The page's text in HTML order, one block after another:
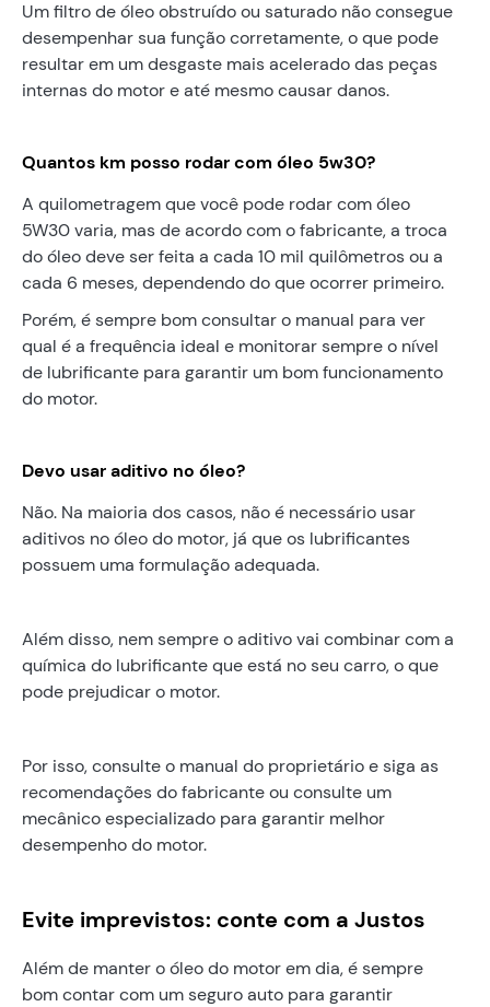
Um filtro de óleo obstruído ou saturado não consegue
desempenhar sua função corretamente, o que pode
resultar em um desgaste mais acelerado das peças
internas do motor e até mesmo causar danos.
Quantos km posso rodar com óleo 5w30?
A quilometragem que você pode rodar com óleo
5W30 varia, mas de acordo com o fabricante, a troca
do óleo deve ser feita a cada 10 mil quilômetros ou a
cada 6 meses, dependendo do que ocorrer primeiro.
Porém, é sempre bom consultar o manual para ver
qual é a frequência ideal e monitorar sempre o nível
de lubrificante para garantir um bom funcionamento
do motor.
Devo usar aditivo no óleo?
Não. Na maioria dos casos, não é necessário usar
aditivos no óleo do motor, já que os lubrificantes
possuem uma formulação adequada.
Além disso, nem sempre o aditivo vai combinar com a
química do lubrificante que está no seu carro, o que
pode prejudicar o motor.
Por isso, consulte o manual do proprietário e siga as
recomendações do fabricante ou consulte um
mecânico especializado para garantir melhor
desempenho do motor.
Evite imprevistos: conte com a Justos
Além de manter o óleo do motor em dia, é sempre
bom contar com um seguro auto para garantir